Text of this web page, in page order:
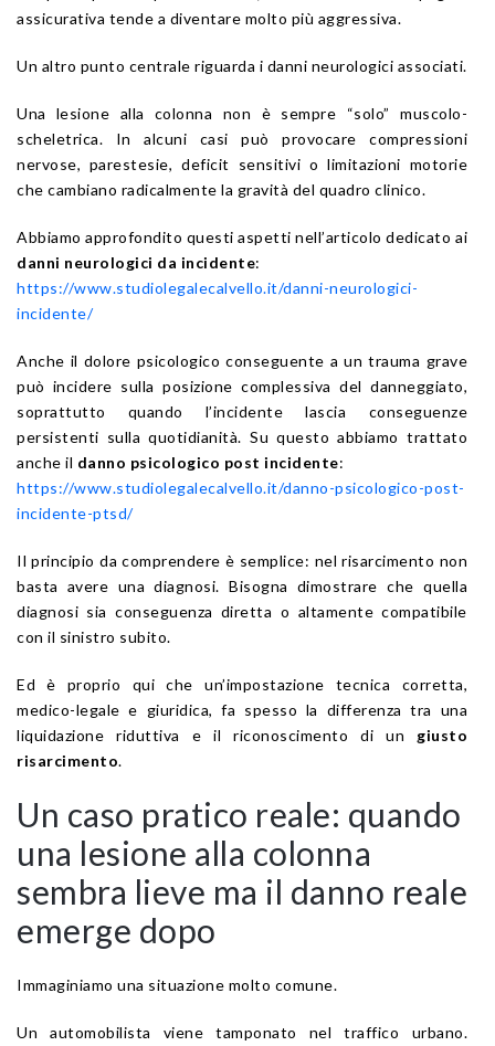
assicurativa tende a diventare molto più aggressiva.
Un altro punto centrale riguarda i danni neurologici associati.
Una lesione alla colonna non è sempre “solo” muscolo-
scheletrica. In alcuni casi può provocare compressioni
nervose, parestesie, deficit sensitivi o limitazioni motorie
che cambiano radicalmente la gravità del quadro clinico.
Abbiamo approfondito questi aspetti nell’articolo dedicato ai
danni neurologici da incidente:
https://www.studiolegalecalvello.it/danni-neurologici-
incidente/
Anche il dolore psicologico conseguente a un trauma grave
può incidere sulla posizione complessiva del danneggiato,
soprattutto quando l’incidente lascia conseguenze
persistenti sulla quotidianità. Su questo abbiamo trattato
anche il danno psicologico post incidente:
https://www.studiolegalecalvello.it/danno-psicologico-post-
incidente-ptsd/
Il principio da comprendere è semplice: nel risarcimento non
basta avere una diagnosi. Bisogna dimostrare che quella
diagnosi sia conseguenza diretta o altamente compatibile
con il sinistro subito.
Ed è proprio qui che un’impostazione tecnica corretta,
medico-legale e giuridica, fa spesso la differenza tra una
liquidazione riduttiva e il riconoscimento di un giusto
risarcimento.
Un caso pratico reale: quando
una lesione alla colonna
sembra lieve ma il danno reale
emerge dopo
Immaginiamo una situazione molto comune.
Un automobilista viene tamponato nel traffico urbano.